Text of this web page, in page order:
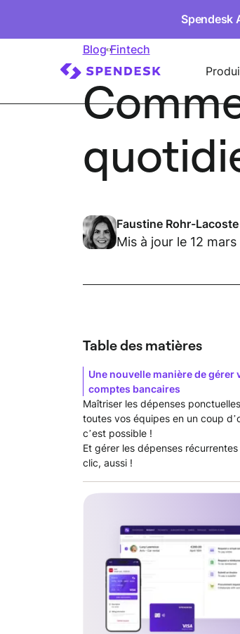
Spendesk
Blog Fintech
Faustine Rohr-Lacoste
Mis à jour le 12
Table des matières
Une nouvelle manière de gérer
comptes bancaires
Maîtriser les dépenses
toutes vos équipes en un coup
c’est possible !
Et gérer les dépenses récurrentes
clic, aussi !